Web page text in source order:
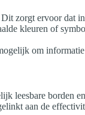
zorgt ervoor dat
kleuren of
om
leesbare borden
aan de